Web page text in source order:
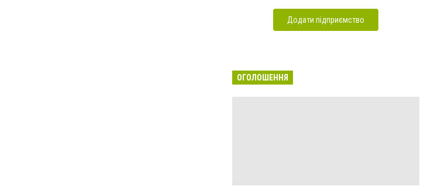
Додати підприємство
ОГОЛОШЕННЯ